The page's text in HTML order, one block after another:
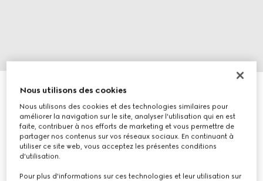
Boucles d’oreilles en or blanc 18 carats Gucci
Interlocking
€ 900
Déclinaisonsor blanc 18 carats
Nous utilisons des cookies
Nous utilisons des cookies et des technologies similaires pour
améliorer la navigation sur le site, analyser l'utilisation qui en est
faite, contribuer à nos efforts de marketing et vous permettre de
partager nos contenus sur vos réseaux sociaux. En continuant à
utiliser ce site web, vous acceptez les présentes conditions
d'utilisation.
Pour plus d'informations sur ces technologies et leur utilisation sur